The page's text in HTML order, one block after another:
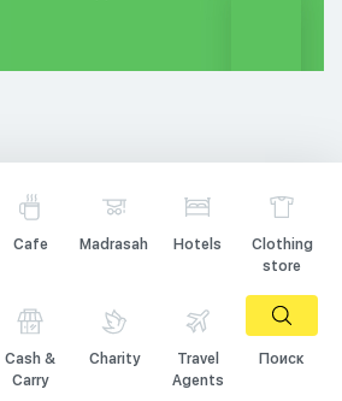
Cafe Madrasah Hotels
Clothing
store
Cash &
Carry
Charity
Travel
Agents
Поиск